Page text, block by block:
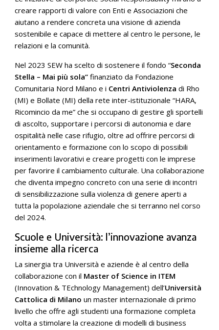
creare rapporti di valore con Enti e Associazioni che
aiutano a rendere concreta una visione di azienda
sostenibile e capace di mettere al centro le persone, le
relazioni e la comunità.
Nel 2023 SEW ha scelto di sostenere il fondo “Seconda
Stella – Mai più sola” finanziato da Fondazione
Comunitaria Nord Milano e i Centri Antiviolenza di Rho
(MI) e Bollate (MI) della rete inter-istituzionale “HARA,
Ricomincio da me” che si occupano di gestire gli sportelli
di ascolto, supportare i percorsi di autonomia e dare
ospitalità nelle case rifugio, oltre ad offrire percorsi di
orientamento e formazione con lo scopo di possibili
inserimenti lavorativi e creare progetti con le imprese
per favorire il cambiamento culturale. Una collaborazione
che diventa impegno concreto con una serie di incontri
di sensibilizzazione sulla violenza di genere aperti a
tutta la popolazione aziendale che si terranno nel corso
del 2024.
Scuole e Università: l’innovazione avanza
insieme alla ricerca
La sinergia tra Università e aziende è al centro della
collaborazione con il Master of Science in ITEM
(Innovation & TEchnology Management) dell’Università
Cattolica di Milano un master internazionale di primo
livello che offre agli studenti una formazione completa
volta a stimolare la creazione di modelli di business